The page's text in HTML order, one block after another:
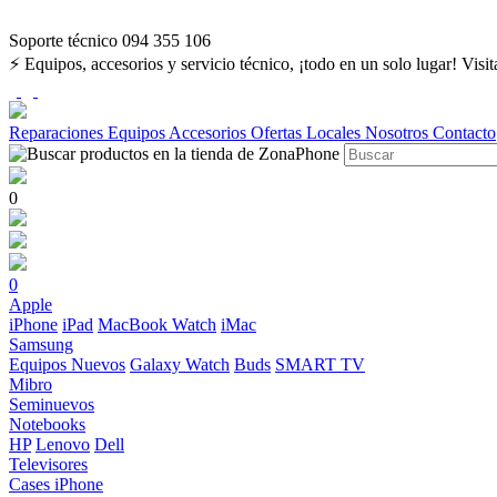
Soporte técnico 094 355 106
⚡ Equipos, accesorios y servicio técnico, ¡todo en un solo lugar!
Reparaciones Equipos Accesorios Ofertas Locales Nosotros Contacto
0
0
Apple
iPhone iPad MacBook Watch iMac
Samsung
Equipos Nuevos Galaxy Watch Buds SMART TV
Mibro
Seminuevos
Notebooks
HP Lenovo Dell
Televisores
Cases iPhone